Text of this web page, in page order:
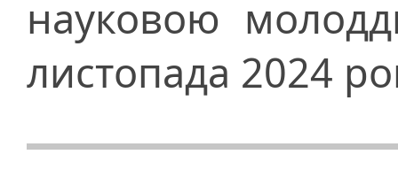
науковою
листопада 2024